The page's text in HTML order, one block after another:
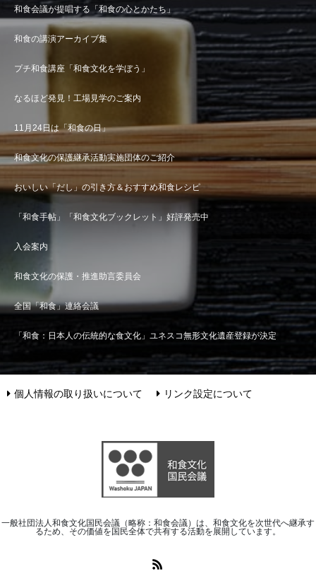
和食会議が提唱する「和食の心とかたち」
和食の講演アーカイブ集
プチ和食講座「和食文化を学ぼう」
なるほど発見！工場見学のご案内
11月24日は「和食の日」
和食文化の保護継承活動実施団体のご紹介
おいしい「だし」の引き方＆おすすめ和食レシピ
「和食手帖」「和食文化ブックレット」好評発売中
入会案内
和食文化の保護・推進助言委員会
全国「和食」連絡会議
「和食：日本人の伝統的な食文化」ユネスコ無形文化遺産登録が決定
個人情報の取り扱いについて リンク設定について
一般社団法人和食文化国民会議（略称：和食会議）は、和食文化を次世代へ継承す
るため、その価値を国民全体で共有する活動を展開しています。